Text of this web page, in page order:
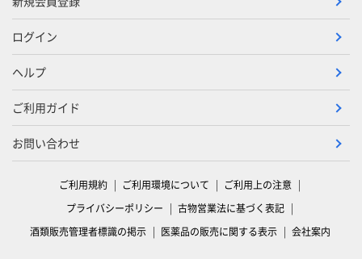
ログイン
ヘルプ
ご利用ガイド
お問い合わせ
ご利用規約 ご利用環境について
ご利用上の注意
プライバシーポリシー
古物営業法に基づく表記
酒類販売管理者標識の掲示
医薬品の販売に関する表示 会社案内